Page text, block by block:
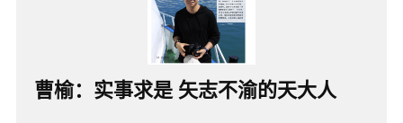
曹榆：实事求是 矢志不渝的天大人